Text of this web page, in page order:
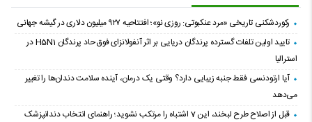
رکوردشکنی تاریخی «مرد عنکبوتی: روزی نو»؛ افتتاحیه ۹۲۷ میلیون دلاری در گیشه جهانی
تایید اولین تلفات گسترده پرندگان دریایی بر اثر آنفولانزای فوق حاد پرندگان H5N1 در
استرالیا
آیا ارتودنسی فقط جنبه زیبایی دارد؟ وقتی یک درمان، آینده سلامت دندان‌ها را تغییر
می‌دهد
قبل از اصلاح طرح لبخند، این 7 اشتباه را مرتکب نشوید؛ راهنمای انتخاب دندانپزشک